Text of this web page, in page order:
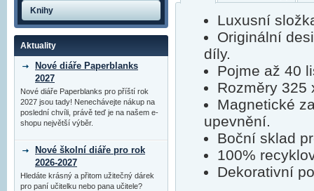
Luxusní
Originální
díly.
Pojme až 40
Rozměry 325
Magnetické
upevnění.
Boční sklad
100%
Dekorativní
Knihy
Aktuality
Nové diáře Paperblanks
2027
Nové diáře Paperblanks pro příští rok
2027 jsou tady! Nenechávejte nákup na
poslední chvíli, právě teď je na našem e-
shopu největší výběr.
Nové školní diáře pro rok
2026-2027
Hledáte krásný a přitom užitečný dárek
pro paní učitelku nebo pana učitele?